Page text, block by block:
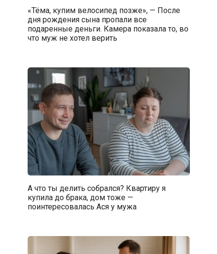
«Тёма, купим велосипед позже», — После
дня рождения сына пропали все
подаренные деньги. Камера показала то, во
что муж не хотел верить
А что ты делить собрался? Квартиру я
купила до брака, дом тоже —
поинтересовалась Ася у мужа